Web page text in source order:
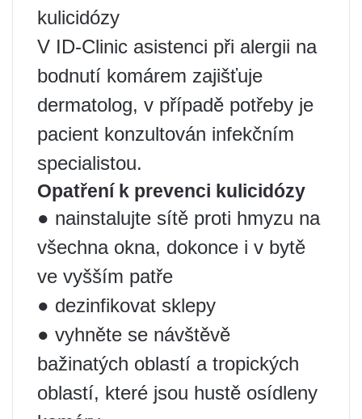
kulicidózy
V ID-Clinic asistenci při alergii na
bodnutí komárem zajišťuje
dermatolog, v případě potřeby je
pacient konzultován infekčním
specialistou.
Opatření k prevenci kulicidózy
● nainstalujte sítě proti hmyzu na
všechna okna, dokonce i v bytě
ve vyšším patře
● dezinfikovat sklepy
● vyhněte se návštěvě
bažinatých oblastí a tropických
oblastí, které jsou hustě osídleny